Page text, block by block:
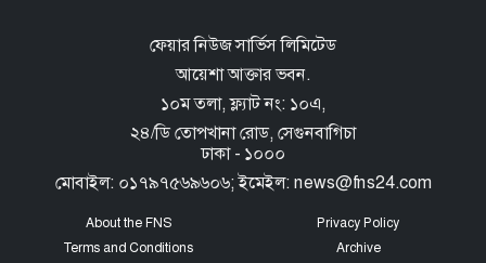
ফেয়ার নিউজ সার্ভিস লিমিটেড
আয়েশা আক্তার ভবন.
১০ম তলা, ফ্ল্যাট নং: ১০এ,
২৪/ডি তোপখানা রোড, সেগুনবাগিচা
ঢাকা - ১০০০
মোবাইল: ০১৭৯৭৫৬৯৬০৬; ইমেইল: news@fns24.com
About the FNS
Privacy Policy
Terms and Conditions
Archive